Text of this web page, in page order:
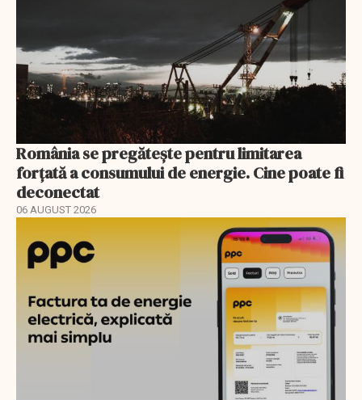
România se pregătește pentru limitarea
forțată a consumului de energie. Cine poate fi
deconectat
06 AUGUST 2026